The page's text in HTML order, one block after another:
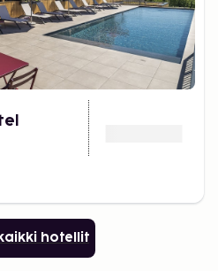
hotellit